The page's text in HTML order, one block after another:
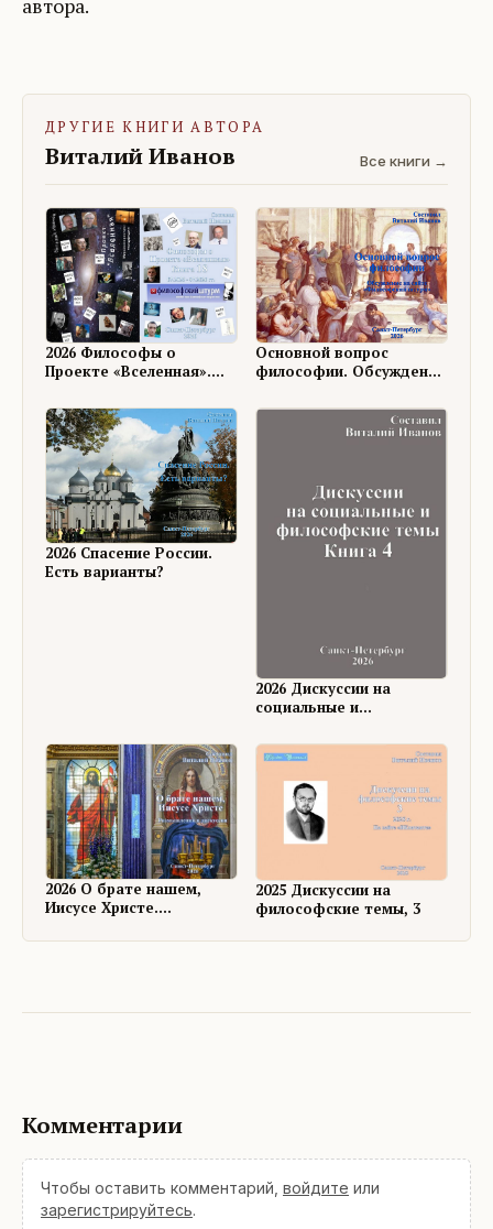
ДРУГИЕ КНИГИ АВТОРА
Виталий Иванов Все книги →
2026 Философы о
Проекте «Вселенная».
Основной вопрос
философии. Обсуждение
2026 Спасение России.
Есть варианты?
2026 Дискуссии на
социальные и
2026 О брате нашем,
Иисусе Христе.
дискуссии
2025 Дискуссии на
философские темы, 3
Комментарии
Чтобы оставить комментарий, войдите или
зарегистрируйтесь.